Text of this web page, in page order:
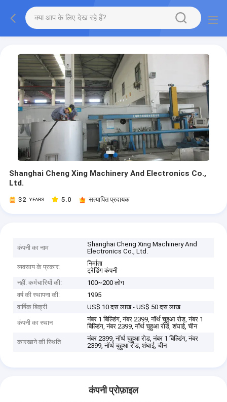
Shanghai Cheng Xing Machinery And Electronics Co.,
Ltd.
32 YEARS 5.0 सत्यापित प्रदायक
कंपनी का नाम
Shanghai Cheng Xing Machinery And
Electronics Co., Ltd.
व्यवसाय के प्रकार:
निर्माता
ट्रेडिंग कंपनी
नहीं. कर्मचारियों की:
100~200 लोग
वर्ष की स्थापना की:
1995
वार्षिक बिक्री:
US$ 10 दस लाख - US$ 50 दस लाख
कंपनी का स्थान
नंबर 1 बिल्डिंग, नंबर 2399, नॉर्थ चुहुआ रोड, नंबर 1
बिल्डिंग, नंबर 2399, नॉर्थ चुहुआ रोड, शंघाई, चीन
कारखाने की स्थिति
नंबर 2399, नॉर्थ चुहुआ रोड, नंबर 1 बिल्डिंग, नंबर
2399, नॉर्थ चुहुआ रोड, शंघाई, चीन
कंपनी प्रोफ़ाइल